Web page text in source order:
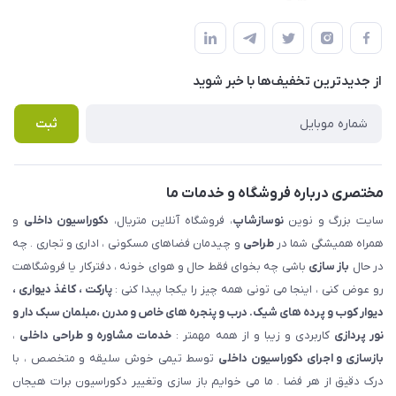
املاک مدنی - نوساز شاپ
لیست محصولات
درباره ما
قوانین و مقررات
حریم خصوصی
راهنما
پرسش های متداول
از جدید‌ترین تخفیف‌ها با‌ خبر شوید
ثبت
مختصری درباره فروشگاه و خدمات ما
سایت بزرگ و نویننوسازشاپ، فروشگاه آنلاین متریال، دکوراسیون داخلی و
همراه همیشگی شما درطراحی و چیدمان فضاهای مسکونی ، اداری و تجاری . چه
در حال باز سازی باشی چه بخوای فقط حال و هوای خونه ، دفترکار یا فروشگاهت
رو عوض کنی ، اینجا می تونی همه چیز را یکجا پیدا کنی :پارکت ، کاغذ دیواری ،
دیوار کوب و پرده های شیک. درب و پنجره های خاص و مدرن ،مبلمان سبک دار و
نور پردازی کاربردی و زیبا و از همه مهمتر : خدمات مشاوره و طراحی داخلی ،
بازسازی و اجرای دکوراسیون داخلی توسط تیمی خوش سلیقه و متخصص ، با
درک دقیق از هر فضا . ما می خوایم باز سازی وتغییر دکوراسیون برات هیجان